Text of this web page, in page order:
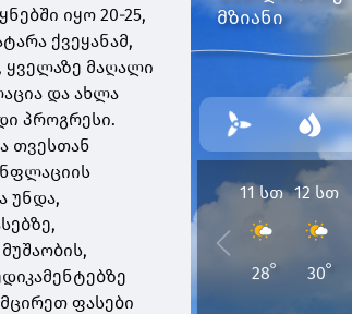
იყო 20-25,
ქვეყანამ,
ყველაზე მაღალი
და ახლა
პროგრესი.
თვესთან
უნდა,
ფასები